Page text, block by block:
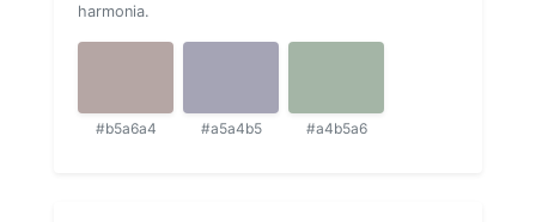
harmonia.
#b5a6a4 #a5a4b5 #a4b5a6